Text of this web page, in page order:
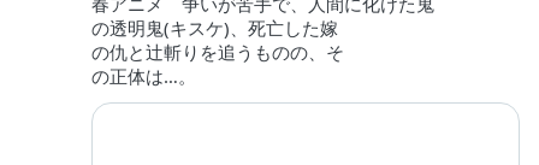
の透明鬼(キスケ)、死亡した嫁
の仇と辻斬りを追うものの、そ
の正体は…。